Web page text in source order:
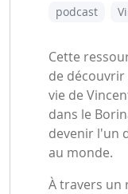
podcast
Cette
de
vie de
dans le
devenir l'un
au monde.
À travers un